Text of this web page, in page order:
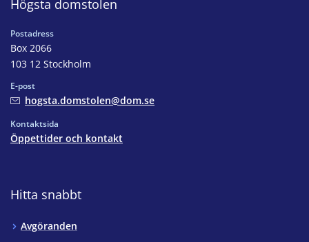
Högsta domstolen
Postadress
Box 2066
103 12 Stockholm
E-post
hogsta.domstolen@dom.se
Kontaktsida
Öppettider och kontakt
Hitta snabbt
Avgöranden